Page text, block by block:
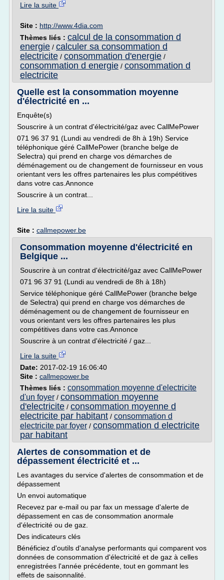
Lire la suite
Site : http://www.4dia.com
Thèmes liés : calcul de la consommation d
energie / calculer sa consommation d
electricite / consommation d'energie /
consommation d energie / consommation d
electricite
Quelle est la consommation moyenne
d'électricité en ...
Enquête(s)
Souscrire à un contrat d'électricité/gaz avec CallMePower
071 96 37 91 (Lundi au vendredi de 8h à 19h) Service
téléphonique géré CallMePower (branche belge de
Selectra) qui prend en charge vos démarches de
déménagement ou de changement de fournisseur en vous
orientant vers les offres partenaires les plus compétitives
dans votre cas.Annonce
Souscrire à un contrat...
Lire la suite
Site : callmepower.be
Consommation moyenne d'électricité en
Belgique ...
Souscrire à un contrat d'électricité/gaz avec CallMePower
071 96 37 91 (Lundi au vendredi de 8h à 18h)
Service téléphonique géré CallMePower (branche belge
de Selectra) qui prend en charge vos démarches de
déménagement ou de changement de fournisseur en
vous orientant vers les offres partenaires les plus
compétitives dans votre cas.Annonce
Souscrire à un contrat d'électricité / gaz...
Lire la suite
Date: 2017-02-19 16:06:40
Site : callmepower.be
Thèmes liés : consommation moyenne d'electricite
d'un foyer / consommation moyenne
d'electricite / consommation moyenne d
electricite par habitant / consommation d
electricite par foyer / consommation d electricite
par habitant
Alertes de consommation et de
dépassement électricité et ...
Les avantages du service d'alertes de consommation et de
dépassement
Un envoi automatique
Recevez par e-mail ou par fax un message d'alerte de
dépassement en cas de consommation anormale
d'électricité ou de gaz.
Des indicateurs clés
Bénéficiez d'outils d'analyse performants qui comparent vos
données de consommation d'électricité et de gaz à celles
enregistrées l'année précédente, tout en gommant les
effets de saisonnalité.